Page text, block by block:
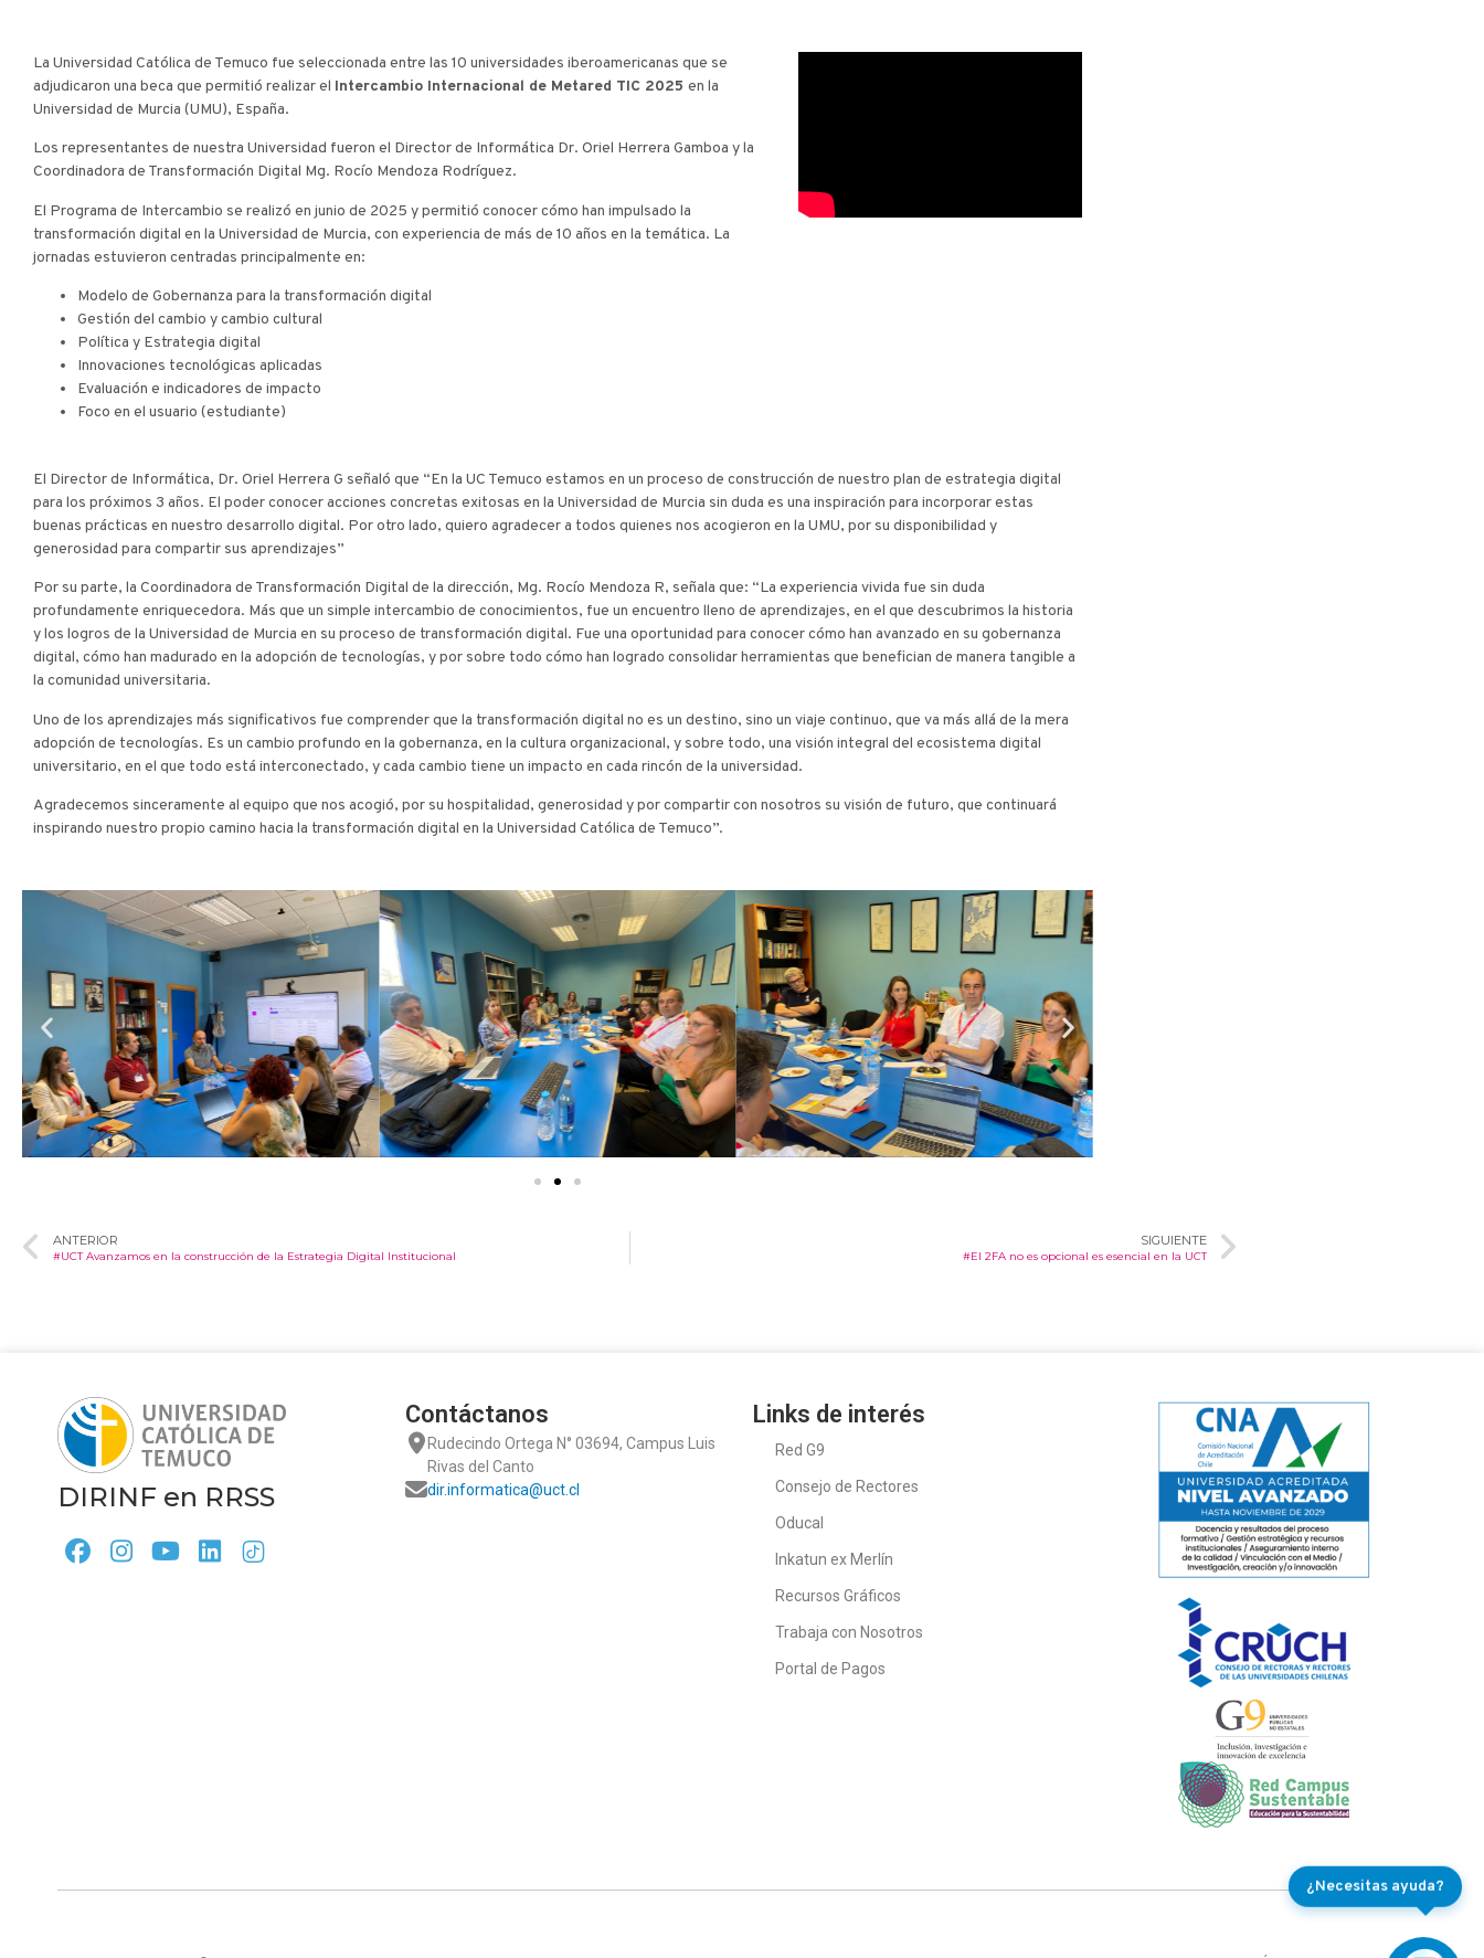
La Universidad Católica de Temuco fue seleccionada entre las 10 universidades iberoamericanas que se
adjudicaron una beca que permitió realizar el Intercambio Internacional de Metared TIC 2025 en la
Universidad de Murcia (UMU), España.
Los representantes de nuestra Universidad fueron el Director de Informática Dr. Oriel Herrera Gamboa y la
Coordinadora de Transformación Digital Mg. Rocío Mendoza Rodríguez.
El Programa de Intercambio se realizó en junio de 2025 y permitió conocer cómo han impulsado la
transformación digital en la Universidad de Murcia, con experiencia de más de 10 años en la temática. La
jornadas estuvieron centradas principalmente en:
Modelo de Gobernanza para la transformación digital
Gestión del cambio y cambio cultural
Política y Estrategia digital
Innovaciones tecnológicas aplicadas
Evaluación e indicadores de impacto
Foco en el usuario (estudiante)
El Director de Informática, Dr. Oriel Herrera G señaló que “En la UC Temuco estamos en un proceso de construcción de nuestro plan de estrategia digital
para los próximos 3 años. El poder conocer acciones concretas exitosas en la Universidad de Murcia sin duda es una inspiración para incorporar estas
buenas prácticas en nuestro desarrollo digital. Por otro lado, quiero agradecer a todos quienes nos acogieron en la UMU, por su disponibilidad y
generosidad para compartir sus aprendizajes”
Por su parte, la Coordinadora de Transformación Digital de la dirección, Mg. Rocío Mendoza R, señala que: “La experiencia vivida fue sin duda
profundamente enriquecedora. Más que un simple intercambio de conocimientos, fue un encuentro lleno de aprendizajes, en el que descubrimos la historia
y los logros de la Universidad de Murcia en su proceso de transformación digital. Fue una oportunidad para conocer cómo han avanzado en su gobernanza
digital, cómo han madurado en la adopción de tecnologías, y por sobre todo cómo han logrado consolidar herramientas que benefician de manera tangible a
la comunidad universitaria.
Uno de los aprendizajes más significativos fue comprender que la transformación digital no es un destino, sino un viaje continuo, que va más allá de la mera
adopción de tecnologías. Es un cambio profundo en la gobernanza, en la cultura organizacional, y sobre todo, una visión integral del ecosistema digital
universitario, en el que todo está interconectado, y cada cambio tiene un impacto en cada rincón de la universidad.
Agradecemos sinceramente al equipo que nos acogió, por su hospitalidad, generosidad y por compartir con nosotros su visión de futuro, que continuará
inspirando nuestro propio camino hacia la transformación digital en la Universidad Católica de Temuco”.
ANTERIOR
#UCT Avanzamos en la construcción de la Estrategia Digital Institucional
SIGUIENTE
#El 2FA no es opcional es esencial en la UCT
DIRINF en RRSS
Contáctanos
Rudecindo Ortega N° 03694, Campus Luis
Rivas del Canto
dir.informatica@uct.cl
Links de interés
Red G9
Consejo de Rectores
Oducal
Inkatun ex Merlín
Recursos Gráficos
Trabaja con Nosotros
Portal de Pagos
¿Necesitas ayuda?